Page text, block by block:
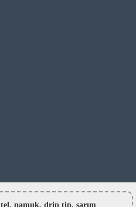
tel, pamuk, drip tip, sarım